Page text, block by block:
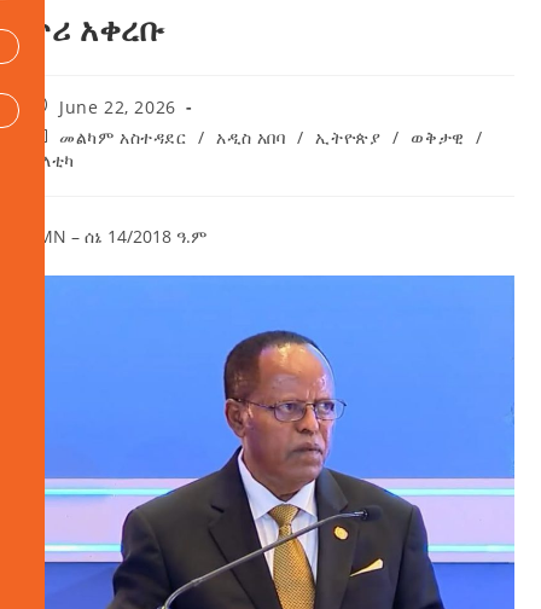
ጥሪ አቀረቡ
June 22, 2026
መልካም አስተዳደር / አዲስ አበባ / ኢትዮጵያ / ወቅታዊ /
ፖለቲካ
AMN – ሰኔ 14/2018 ዓ.ም